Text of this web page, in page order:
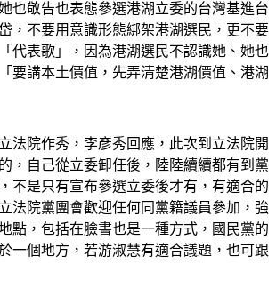
也敬告也表態參選港湖立委的台灣基進台
，不要用意識形態綁架港湖選民，更不要
代表歌」，因為港湖選民不認識她、她也
要講本土價值，先弄清楚港湖價值、港湖
法院作秀，李彥秀回應，此次到立法院開
，自己從立委卸任後，陸陸續續都有到黨
不是只有宣布參選立委後才有，有適合的
法院黨團會歡迎任何同黨籍議員參加，強
點，包括在臉書也是一種方式，國民黨的
一個地方，若游淑慧有適合議題，也可跟